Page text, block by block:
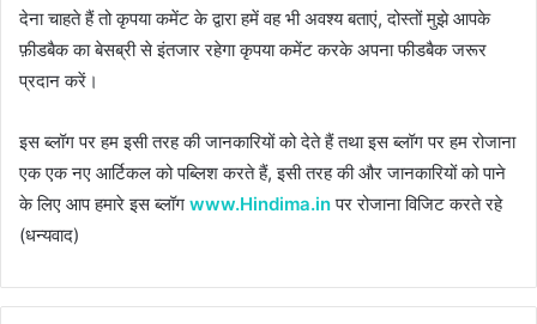
देना चाहते हैं तो कृपया कमेंट के द्वारा हमें वह भी अवश्य बताएं, दोस्तों मुझे आपके
फ़ीडबैक का बेसब्री से इंतजार रहेगा कृपया कमेंट करके अपना फीडबैक जरूर
प्रदान करें।
इस ब्लॉग पर हम इसी तरह की जानकारियों को देते हैं तथा इस ब्लॉग पर हम रोजाना
एक एक नए आर्टिकल को पब्लिश करते हैं, इसी तरह की और जानकारियों को पाने
के लिए आप हमारे इस ब्लॉग www.Hindima.inपर रोजाना विजिट करते रहे
(धन्यवाद)